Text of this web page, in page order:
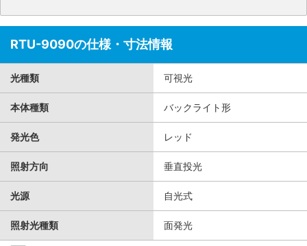
RTU-9090の仕様・寸法情報
光種類 可視光
本体種類 バックライト形
発光色 レッド
照射方向 垂直投光
光源 自光式
照射光種類 面発光